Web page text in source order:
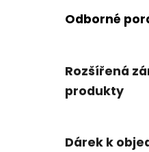
Odborné
Rozšířená
produkty
Dárek k